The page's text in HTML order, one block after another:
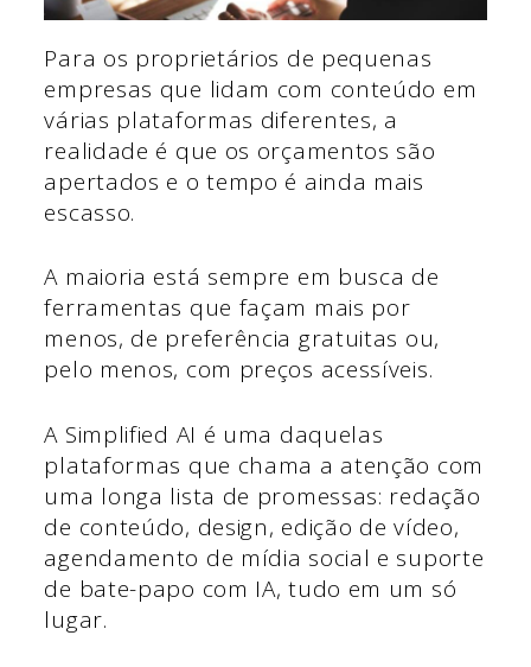
Para os proprietários de pequenas
empresas que lidam com conteúdo em
várias plataformas diferentes, a
realidade é que os orçamentos são
apertados e o tempo é ainda mais
escasso.
A maioria está sempre em busca de
ferramentas que façam mais por
menos, de preferência gratuitas ou,
pelo menos, com preços acessíveis.
A Simplified AI é uma daquelas
plataformas que chama a atenção com
uma longa lista de promessas: redação
de conteúdo, design, edição de vídeo,
agendamento de mídia social e suporte
de bate-papo com IA, tudo em um só
lugar.